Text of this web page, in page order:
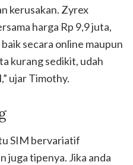
kerusakan. Zyrex
harga Rp 9,9 juta,
secara online maupun
kurang sedikit, udah
ujar Timothy.
SIM bervariatif
juga tipenya. Jika anda